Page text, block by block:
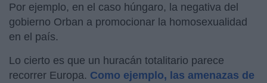
Por ejemplo, en el caso húngaro, la negativa del
gobierno Orban a promocionar la homosexualidad
en el país.
Lo cierto es que un huracán totalitario parece
recorrer Europa. Como ejemplo, las amenazas de